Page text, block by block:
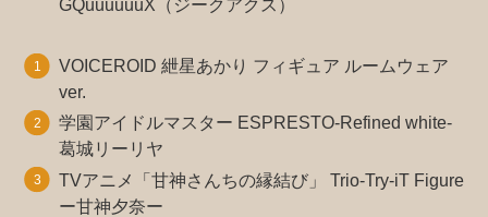
GQuuuuuuX（ジークアクス）
VOICEROID 紲星あかり フィギュア ルームウェア
ver.
学園アイドルマスター ESPRESTO-Refined white-
葛城リーリヤ
TVアニメ「甘神さんちの縁結び」 Trio-Try-iT Figure
ー甘神夕奈ー